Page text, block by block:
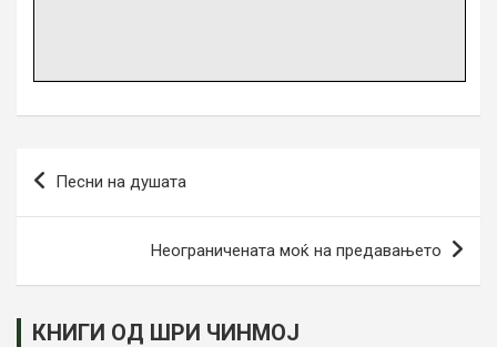
Навигација
на
Песни на душата
Неограничената моќ на предавањето
КНИГИ ОД ШРИ ЧИНМОЈ